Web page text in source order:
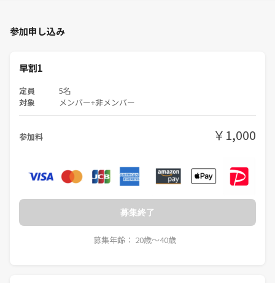
参加申し込み
早割1
定員 5名
対象 メンバー+非メンバー
参加料 ￥1,000
募集終了
募集年齢： 20歳〜40歳